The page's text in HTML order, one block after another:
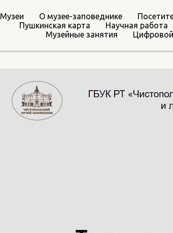
Музеи О музее-заповеднике
Пушкинская карта
Научная работа
Музейные занятия